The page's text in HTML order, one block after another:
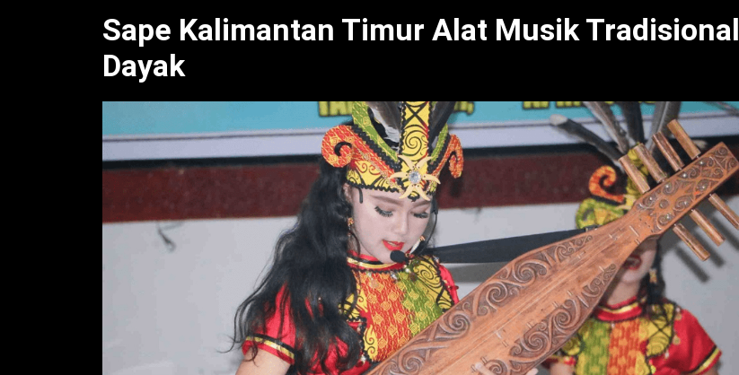
Sape Kalimantan Timur Alat Musik Tradisional
Dayak